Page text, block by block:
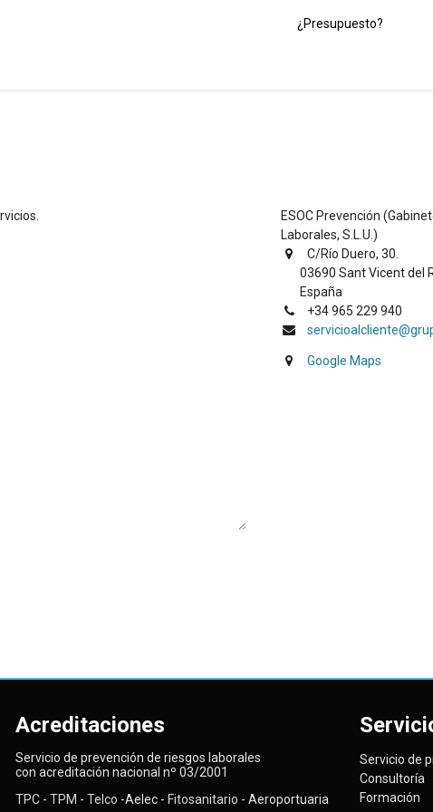
¿Presupuesto?
ESOC Prevención
Laborales, S.L.U.)
C/Río Duero, 30.
03690 Sant Vicent del
España​
+34 965 229 940
Google Maps
Acreditaciones
Servicio de prevención de riesgos laborales
con acreditación nacional nº 03/2001
TPC - TPM - Telco -Aelec - Fitosanitario - Aeroportuaria
Servicio de
Consultoría
Formación